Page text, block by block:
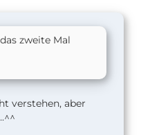
zweite Mal
verstehen, aber